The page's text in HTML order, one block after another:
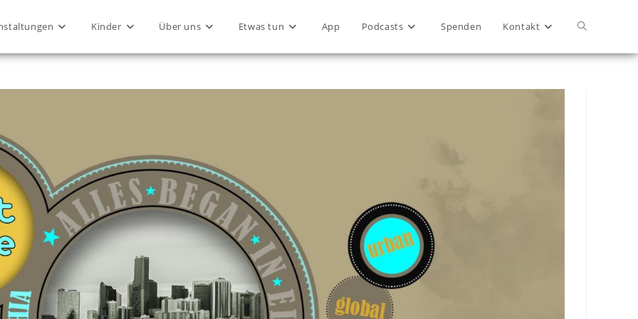
Kinder Über uns Etwas tun App Podcasts Spenden Kontakt